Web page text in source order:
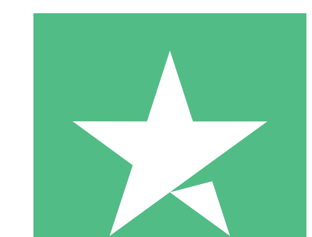
Packs de Crédits Individuels
Payez à l'utilisation avec des crédits de téléchargement. Sans
1 Téléchargement
10 00